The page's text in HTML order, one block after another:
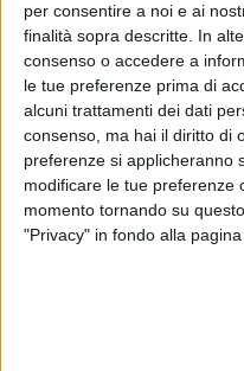
per consentire a noi e ai
finalità sopra descritte. In
consenso o accedere a
le tue preferenze prima di
alcuni trattamenti dei dati
consenso, ma hai il diritto di
preferenze si applicheranno
modificare le tue preferenze
momento tornando su
"Privacy" in fondo alla pagina
Per Giangrasso
costruzione, nuove
cantiere nel mirino
YARDS
13 SETTEMBRE 2024